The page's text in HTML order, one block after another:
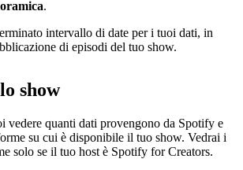
.
intervallo di date per i tuoi dati, in
di episodi del tuo show.
show
vedere quanti dati provengono da Spotify e
su cui è disponibile il tuo show. Vedrai i
solo se il tuo host è Spotify for Creators.